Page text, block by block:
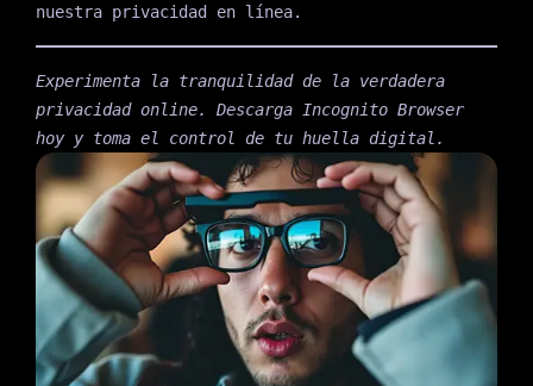
nuestra privacidad en línea.
Experimenta la tranquilidad de la verdadera
privacidad online. Descarga Incognito Browser
hoy y toma el control de tu huella digital.